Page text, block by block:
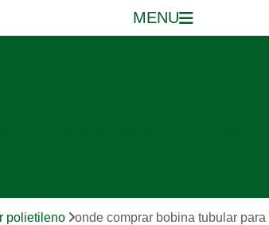
MENU
polietileno onde comprar bobina tubular